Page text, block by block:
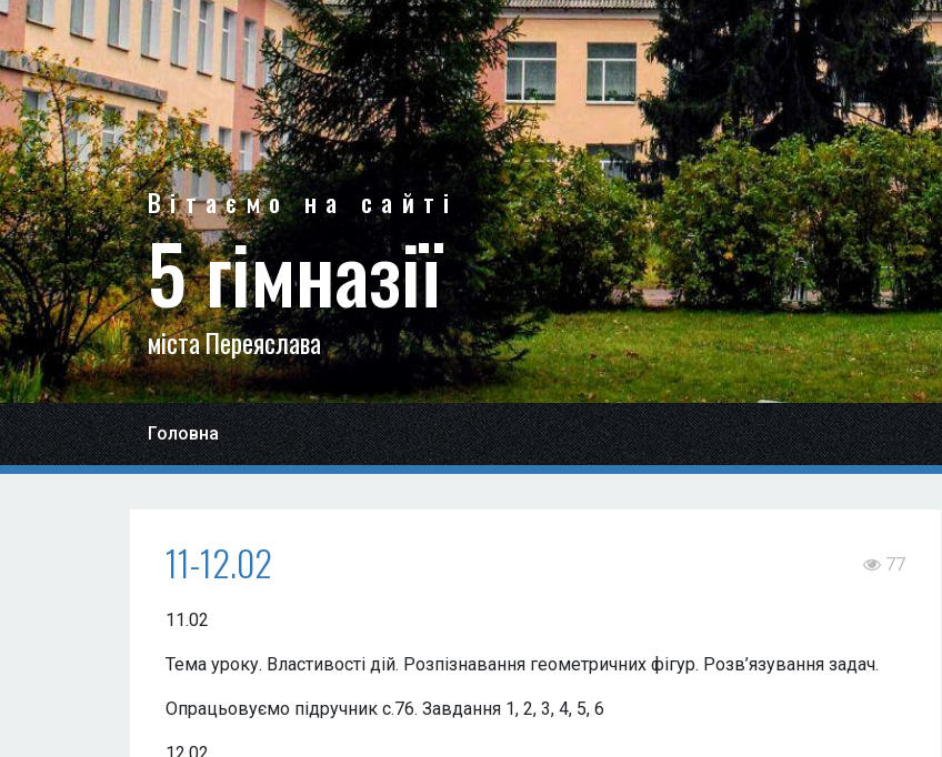
Вітаємо на сайті
5 гімназії
міста Переяслава
Головна
11-12.02 77
11.02
Тема уроку. Властивості дій. Розпізнавання геометричних фігур. Розв’язування задач.
Опрацьовуємо підручник с.76. Завдання 1, 2, 3, 4, 5, 6